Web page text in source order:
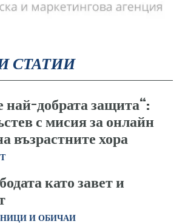
СТАТИИ
най-добрата защита“:
с мисия за онлайн
възрастните хора
като завет и
И ОБИЧАИ